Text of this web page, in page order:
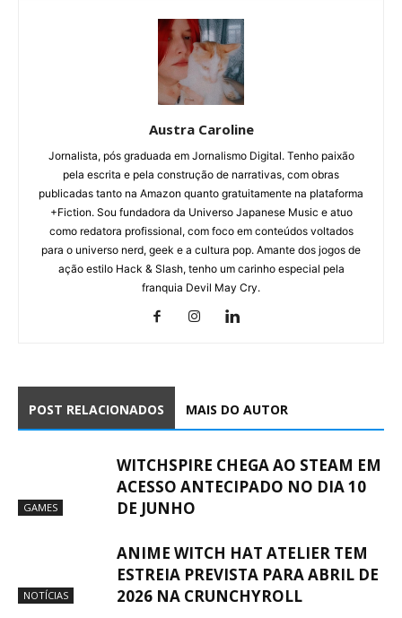
Austra Caroline
Jornalista, pós graduada em Jornalismo Digital. Tenho paixão
pela escrita e pela construção de narrativas, com obras
publicadas tanto na Amazon quanto gratuitamente na plataforma
+Fiction. Sou fundadora da Universo Japanese Music e atuo
como redatora profissional, com foco em conteúdos voltados
para o universo nerd, geek e a cultura pop. Amante dos jogos de
ação estilo Hack & Slash, tenho um carinho especial pela
franquia Devil May Cry.
POST RELACIONADOS MAIS DO AUTOR
GAMES
WITCHSPIRE CHEGA AO STEAM EM
ACESSO ANTECIPADO NO DIA 10
DE JUNHO
NOTÍCIAS
ANIME WITCH HAT ATELIER TEM
ESTREIA PREVISTA PARA ABRIL DE
2026 NA CRUNCHYROLL